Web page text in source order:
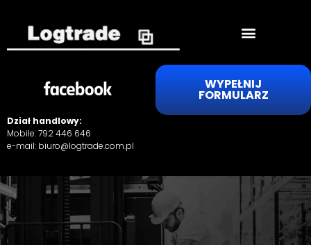
WYPEŁNIJ
FORMULARZ
Dział handlowy:
Mobile:792 446 646
e-mail: biuro@logtrade.com.pl